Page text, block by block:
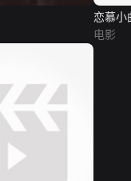
恋慕小
电影